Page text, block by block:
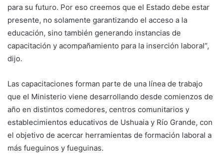
para su futuro. Por eso creemos que el Estado debe estar
presente, no solamente garantizando el acceso a la
educación, sino también generando instancias de
capacitación y acompañamiento para la inserción laboral”,
dijo.
Las capacitaciones forman parte de una línea de trabajo
que el Ministerio viene desarrollando desde comienzos de
año en distintos comedores, centros comunitarios y
establecimientos educativos de Ushuaia y Río Grande, con
el objetivo de acercar herramientas de formación laboral a
más fueguinos y fueguinas.